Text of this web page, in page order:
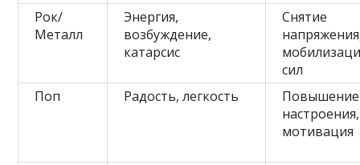
Рок/
Металл
Энергия,
возбуждение,
катарсис
Снятие
сил
Поп
Радость, легкость
Повышение
настроения,
мотивация